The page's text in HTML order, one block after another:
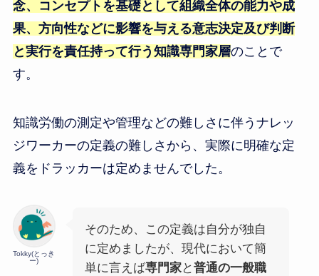
念、コンセプトを基礎として組織全体の能力や成
果、方向性などに影響を与える意志決定及び判断
と実行を責任持って行う知識専門家層のことで
す。
知識労働の測定や管理などの難しさに伴うナレッ
ジワーカーの定義の難しさから、実際に明確な定
義をドラッカーは定めませんでした。
Tokky(とっき
ー)
そのため、この定義は自分が独自
に定めましたが、現代において簡
単に言えば専門家と普通の一般職